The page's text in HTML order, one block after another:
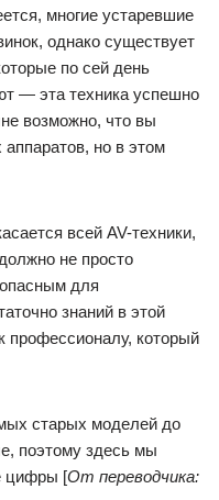
многие устаревшие
однако существует
по сей день
— эта техника успешно
возможно, что вы
но в этом
всей AV-техники,
не просто
для
знаний в этой
профессионалу, который
старых моделей до
поэтому здесь мы
цифры [От переводчика: